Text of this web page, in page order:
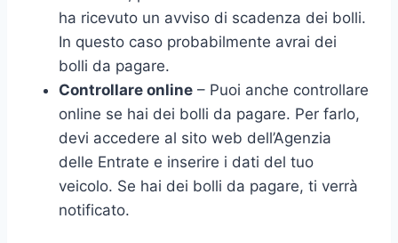
ha ricevuto un avviso di scadenza dei bolli.
In questo caso probabilmente avrai dei
bolli da pagare.
Controllare online – Puoi anche controllare
online se hai dei bolli da pagare. Per farlo,
devi accedere al sito web dell’Agenzia
delle Entrate e inserire i dati del tuo
veicolo. Se hai dei bolli da pagare, ti verrà
notificato.